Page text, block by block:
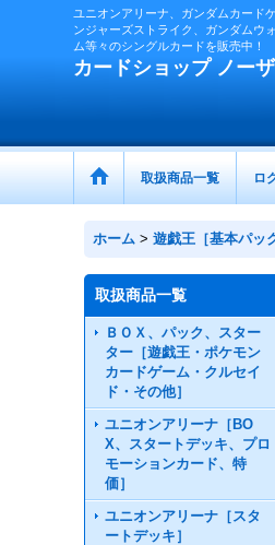
ユニオンアリーナ、ガンダムカード
ンジャーズストライク、ガンダムウ
ム等々のシングルカードを販売中！
カードショップ ノー
取扱商品一覧 ロ
ホーム > 遊戯王［基本パッ
取扱商品一覧
ＢＯＸ、パック、スター
ター［遊戯王・ポケモン
カードゲーム・クルセイ
ド・その他］
ユニオンアリーナ［BO
X、スタートデッキ、プロ
モーションカード、特
価］
ユニオンアリーナ［スタ
ートデッキ］